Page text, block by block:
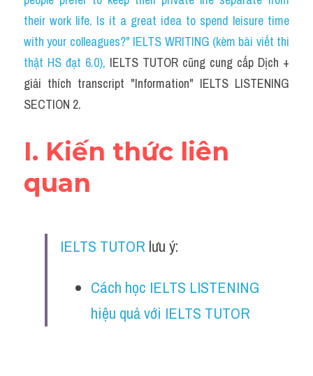
Grammar
Collocation
Cách paraphrase
Part 2
Verb
Cấu trúc câu
Đề thi thật Task 1
their work life. Is it a great idea to spend leisure time
with your colleagues?" IELTS WRITING (kèm bài viết thi
thật HS đạt 6.0), IELTS TUTOR cũng cung cấp Dịch +
giải thích transcript "Information" IELTS LISTENING
SECTION 2.
I. Kiến thức liên
quan
IELTS TUTOR lưu ý:
Cách học IELTS LISTENING
hiệu quả với IELTS TUTOR